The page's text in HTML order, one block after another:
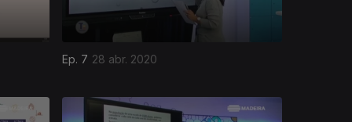
Ep. 7 28 abr. 2020